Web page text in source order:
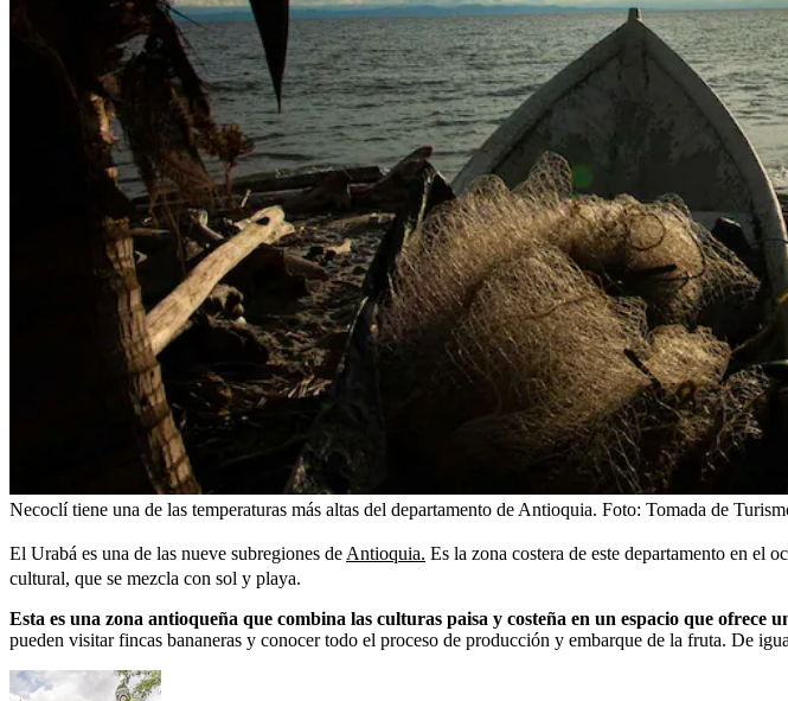
Necoclí tiene una de las temperaturas más altas del departamento de Antioquia. Foto: Tomada de
El Urabá es una de las nueve subregiones de Antioquia. Es la zona costera de este departamento en el
cultural, que se mezcla con sol y playa.
Esta es una zona antioqueña que combina las culturas paisa y costeña en un espacio que ofrece
pueden visitar fincas bananeras y conocer todo el proceso de producción y embarque de la fruta. De